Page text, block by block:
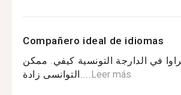
Compañero ideal de idiomas
في الدارجة التونسية كيفي. ممكن
التوانسى زادة....Leer más